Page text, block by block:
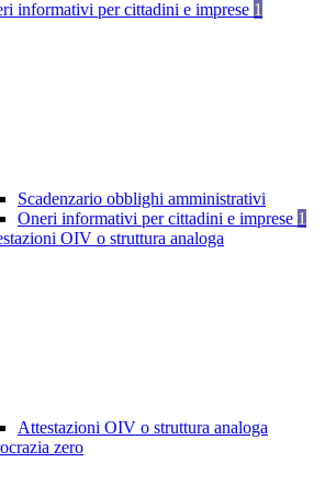
informativi per cittadini e imprese 1
Scadenzario obblighi amministrativi
Oneri informativi per cittadini e imprese 1
OIV o struttura analoga
Attestazioni OIV o struttura analoga
zero